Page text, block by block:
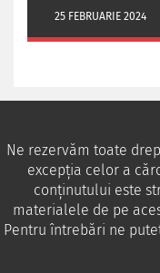
25 FEBRUARIE 2024
Ne rezervăm toate
excepția celor a
conținutului este
materialele de pe
Pentru întrebări ne